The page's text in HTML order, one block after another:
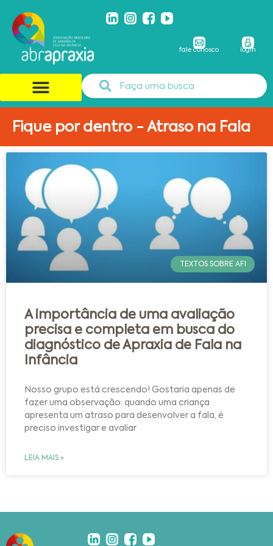
fale conosco login
Fique por dentro - Atraso na Fala
TEXTOS SOBRE AFI
A importância de uma avaliação
precisa e completa em busca do
diagnóstico de Apraxia de Fala na
Infância
Nosso grupo está crescendo! Gostaria apenas de
fazer uma observação: quando uma criança
apresenta um atraso para desenvolver a fala, é
preciso investigar e avaliar
LEIA MAIS »